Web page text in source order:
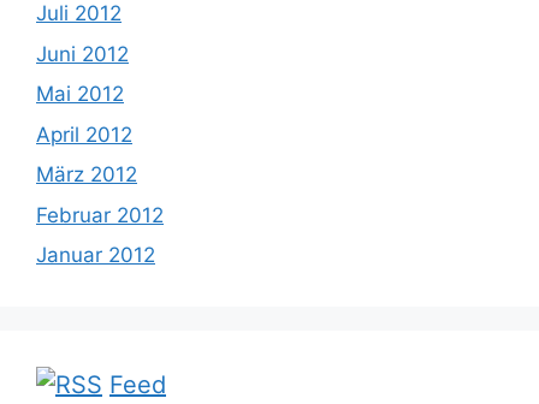
Juli 2012
Juni 2012
Mai 2012
April 2012
März 2012
Februar 2012
Januar 2012
Feed